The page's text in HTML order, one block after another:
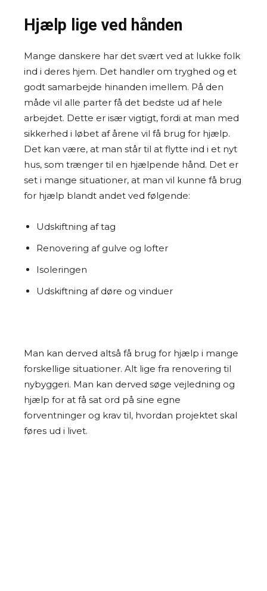
Hjælp lige ved hånden
Mange danskere har det svært ved at lukke folk
ind i deres hjem. Det handler om tryghed og et
godt samarbejde hinanden imellem. På den
måde vil alle parter få det bedste ud af hele
arbejdet. Dette er især vigtigt, fordi at man med
sikkerhed i løbet af årene vil få brug for hjælp.
Det kan være, at man står til at flytte ind i et nyt
hus, som trænger til en hjælpende hånd. Det er
set i mange situationer, at man vil kunne få brug
for hjælp blandt andet ved følgende:
Udskiftning af tag
Renovering af gulve og lofter
Isoleringen
Udskiftning af døre og vinduer
Man kan derved altså få brug for hjælp i mange
forskellige situationer. Alt lige fra renovering til
nybyggeri. Man kan derved søge vejledning og
hjælp for at få sat ord på sine egne
forventninger og krav til, hvordan projektet skal
føres ud i livet.